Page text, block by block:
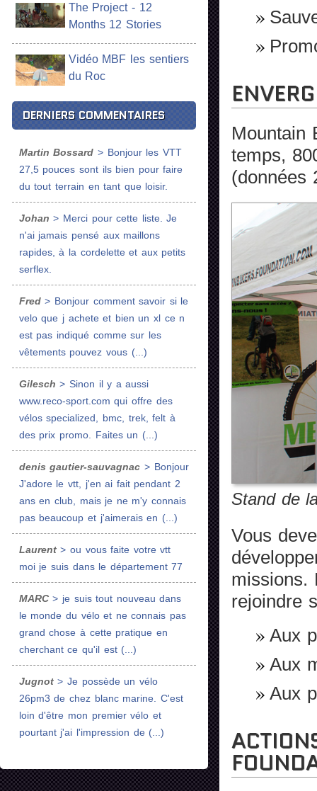
Mountain
temps,
(données
Stand de
Vous
missions.
rejoindre
Aux
Aux
Aux
The Project - 12
Months 12 Stories
Vidéo MBF les sentiers
du Roc
DERNIERS COMMENTAIRES
Martin Bossard > Bonjour les VTT
27,5 pouces sont ils bien pour faire
du tout terrain en tant que loisir.
Johan > Merci pour cette liste. Je
n'ai jamais pensé aux maillons
rapides, à la cordelette et aux petits
serflex.
Fred> Bonjour comment savoir si le
velo que j achete et bien un xl ce n
est pas indiqué comme sur les
vêtements pouvez vous (...)
Gilesch > Sinon il y a aussi
www.reco-sport.com qui offre des
vélos specialized, bmc, trek, felt à
des prix promo. Faites un (...)
denis gautier-sauvagnac > Bonjour
J'adore le vtt, j'en ai fait pendant 2
ans en club, mais je ne m'y connais
pas beaucoup et j'aimerais en (...)
Laurent> ou vous faite votre vtt
moi je suis dans le département 77
MARC> je suis tout nouveau dans
le monde du vélo et ne connais pas
grand chose à cette pratique en
cherchant ce qu'il est (...)
Jugnot> Je possède un vélo
26pm3 de chez blanc marine. C'est
loin d'être mon premier vélo et
pourtant j'ai l'impression de (...)